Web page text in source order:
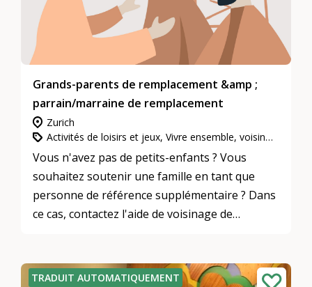
Grands-parents de remplacement &amp ;
parrain/marraine de remplacement
Zurich
Activités de loisirs et jeux, Vivre ensemble, voisinage et quartiers, L’engagement d’utilité publique
Vous n'avez pas de petits-enfants ? Vous
souhaitez soutenir une famille en tant que
personne de référence supplémentaire ? Dans
ce cas, contactez l'aide de voisinage de
TRADUIT AUTOMATIQUEMENT